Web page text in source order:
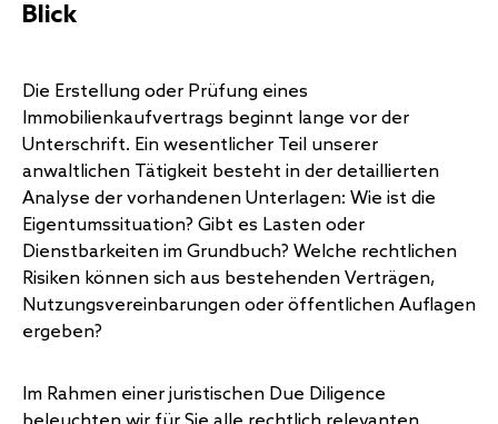
Blick
Die Erstellung oder Prüfung eines
Immobilienkaufvertrags beginnt lange vor der
Unterschrift. Ein wesentlicher Teil unserer
anwaltlichen Tätigkeit besteht in der detaillierten
Analyse der vorhandenen Unterlagen: Wie ist die
Eigentumssituation? Gibt es Lasten oder
Dienstbarkeiten im Grundbuch? Welche rechtlichen
Risiken können sich aus bestehenden Verträgen,
Nutzungsvereinbarungen oder öffentlichen Auflagen
ergeben?
Im Rahmen einer juristischen Due Diligence